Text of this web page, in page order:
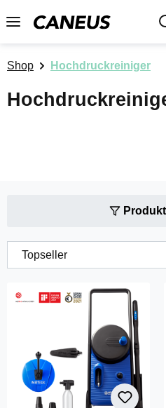
Zum Hauptinhalt springen
Shop Hochdruckreiniger